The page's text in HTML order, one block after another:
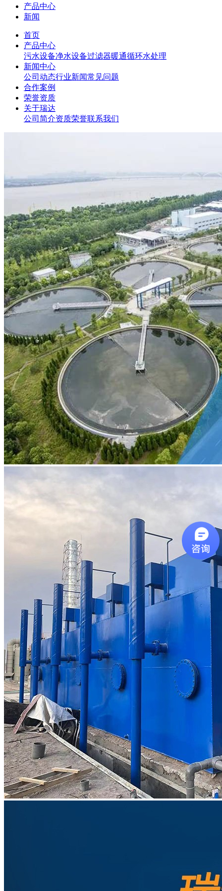
产品中心
新闻
首页
产品中心
污水设备净水设备过滤器暖通循环水处理
新闻中心
公司动态行业新闻常见问题
合作案例
荣誉资质
关于瑞达
公司简介资质荣誉联系我们